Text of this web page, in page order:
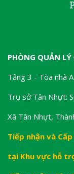
PHÒNG QUẢN
Tầng 3 - Tòa nhà A
Trụ sở Tân Nhựt:
Xã Tân Nhựt,
Tiếp nhận và
tại Khu vực hỗ